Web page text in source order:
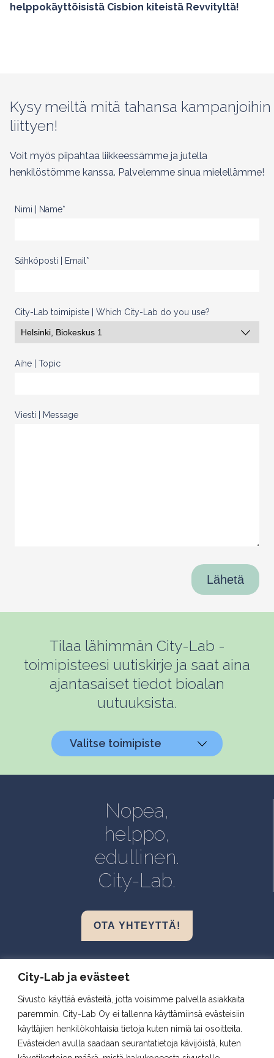
City-Lab ja evästeet
Sivusto käyttää evästeitä, jotta voisimme palvella asiakkaita
paremmin. City-Lab Oy ei tallenna käyttämiinsä evästeisiin
käyttäjien henkilökohtaisia tietoja kuten nimiä tai osoitteita.
Evästeiden avulla saadaan seurantatietoja kävijöistä, kuten
helppokäyttöisistä Cisbion kiteistä Revvityltä!
Kysy meiltä mitä tahansa kampanjoihin
liittyen!
Voit myös piipahtaa liikkeessämme ja jutella
henkilöstömme kanssa. Palvelemme sinua mielellämme!
Nimi | Name*
Sähköposti | Email*
City-Lab toimipiste | Which City-Lab do you use?
Aihe | Topic
Viesti | Message
Lähetä
Tilaa lähimmän City-Lab -
toimipisteesi uutiskirje ja saat aina
ajantasaiset tiedot bioalan
uutuuksista.
Valitse toimipiste
Helsinki, Biokeskus 1
Kuopio, Snellmania
Oulu, Aapistie
Turku, BioCity
Nopea,
helppo,
edullinen.
City-Lab.
OTA YHTEYTTÄ!
Snellmania, Kuopio
Aapistie, Oulu
BioCity, Turku